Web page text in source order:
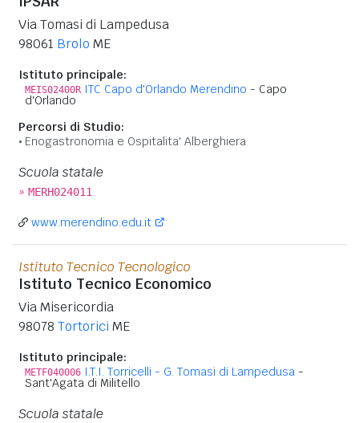
Via Tomasi di Lampedusa
98061 Brolo ME
Istituto principale:
MEIS02400R ITC Capo d'Orlando Merendino - Capo
d'Orlando
Percorsi di Studio:
Enogastronomia e Ospitalita' Alberghiera
Scuola statale
» MERH024011
www.merendino.edu.it
Istituto Tecnico Tecnologico
Istituto Tecnico Economico
Via Misericordia
98078 Tortorici ME
Istituto principale:
METF040006 I.T.I. Torricelli - G. Tomasi di Lampedusa -
Sant'Agata di Militello
Scuola statale